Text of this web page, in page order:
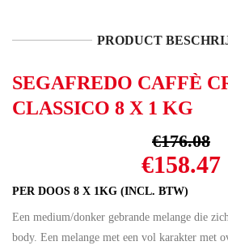
PRODUCT
SEGAFREDO CAFFÈ
CLASSICO 8 X 1 KG
€176.08
prijs
was:
€176.08.
€158.47
PER DOOS 8 X 1KG (INCL. BTW)
Een medium/donker gebrande melange die
body. Een melange met een vol karakter met